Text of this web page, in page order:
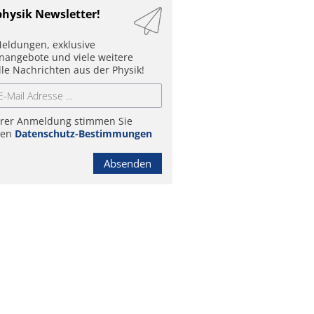
Newsletter!
exklusive
und viele weitere
Nachrichten aus der Physik!
Anmeldung stimmen Sie
Datenschutz-Bestimmungen
Absenden